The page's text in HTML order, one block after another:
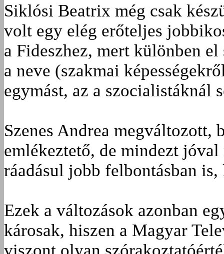
Siklósi Beatrix még csak
volt egy elég erőteljes
a Fideszhez, mert különben
a neve (szakmai
egymást, az a szocialistáknál
Szenes Andrea
emlékeztető, de mindezt
ráadásul jobb felbontásban
Ezek a változások azonban
károsak, hiszen a Magyar